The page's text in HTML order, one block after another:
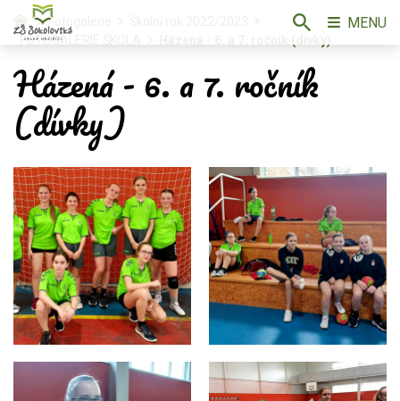
Fotogalerie
FOTOGALERIE ŠKOLA
Házená - 6. a 7. ročník
(dívky)
MENU